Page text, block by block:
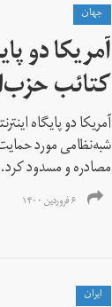
جهان
آمریکا دو
کتائب
آمریکا دو پایگاه
شبه‌نظامی مورد
مصادره و مسدود
۶ فروردین ۱۴۰۰
ايران